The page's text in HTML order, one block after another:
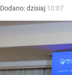
Dodano:dzisiaj 10:07